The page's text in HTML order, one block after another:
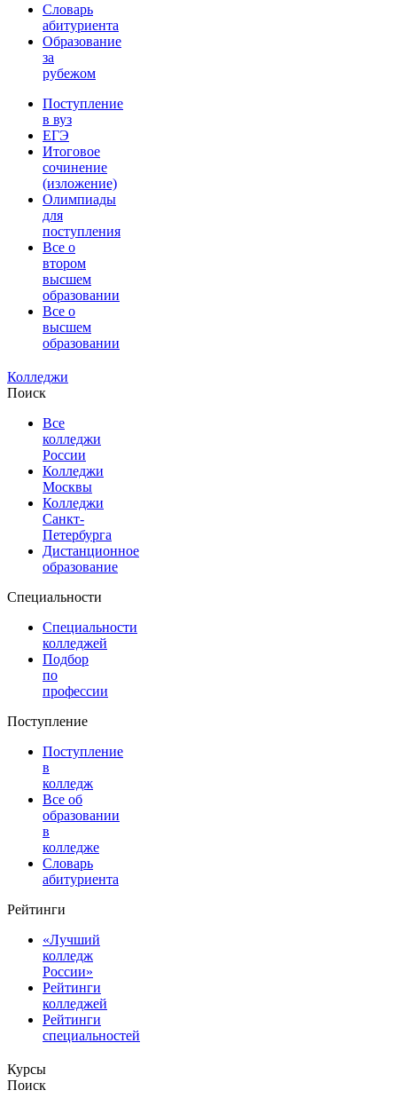
Словарь
абитуриента
Образование
за
рубежом
Поступление
в вуз
ЕГЭ
Итоговое
сочинение
(изложение)
Олимпиады
для
поступления
Все о
втором
высшем
образовании
Все о
высшем
образовании
Колледжи
Поиск
Все
колледжи
России
Колледжи
Москвы
Колледжи
Санкт-
Петербурга
Дистанционное
образование
Специальности
Специальности
колледжей
Подбор
по
профессии
Поступление
Поступление
в
колледж
Все об
образовании
в
колледже
Словарь
абитуриента
Рейтинги
«Лучший
колледж
России»
Рейтинги
колледжей
Рейтинги
специальностей
Курсы
Поиск